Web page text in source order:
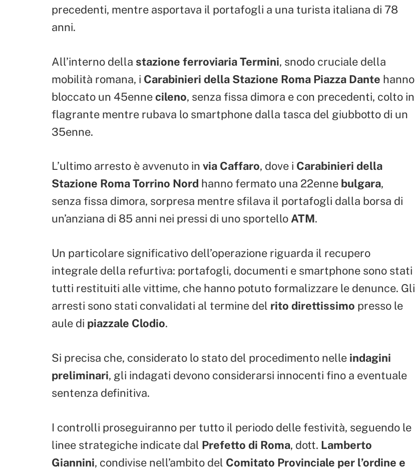
precedenti, mentre asportava il portafogli a una turista italiana di 78
anni.
All’interno della stazione ferroviaria Termini, snodo cruciale della
mobilità romana, i Carabinieri della Stazione Roma Piazza Dante hanno
bloccato un 45ennecileno, senza fissa dimora e con precedenti, colto in
flagrante mentre rubava lo smartphone dalla tasca del giubbotto di un
35enne.
L’ultimo arresto è avvenuto in via Caffaro, dove i Carabinieri della
Stazione Roma Torrino Nord hanno fermato una 22enne bulgara,
senza fissa dimora, sorpresa mentre sfilava il portafogli dalla borsa di
un’anziana di 85 anni nei pressi di uno sportelloATM.
Un particolare significativo dell’operazione riguarda il recupero
integrale della refurtiva: portafogli, documenti e smartphone sono stati
tutti restituiti alle vittime, che hanno potuto formalizzare le denunce. Gli
arresti sono stati convalidati al termine del rito direttissimo presso le
aule di piazzale Clodio.
Si precisa che, considerato lo stato del procedimento nelle indagini
preliminari, gli indagati devono considerarsi innocenti fino a eventuale
sentenza definitiva.
I controlli proseguiranno per tutto il periodo delle festività, seguendo le
linee strategiche indicate dal Prefetto di Roma, dott. Lamberto
Giannini, condivise nell’ambito del Comitato Provinciale per l’ordine e